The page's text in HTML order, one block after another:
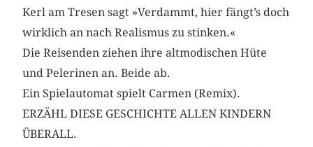
Kerl am Tresen sagt »Verdammt, hier fängt’s doch
wirklich an nach Realismus zu stinken.«
Die Reisenden ziehen ihre altmodischen Hüte
und Pelerinen an. Beide ab.
Ein Spielautomat spielt Carmen (Remix).
ERZÄHL DIESE GESCHICHTE ALLEN KINDERN
ÜBERALL.